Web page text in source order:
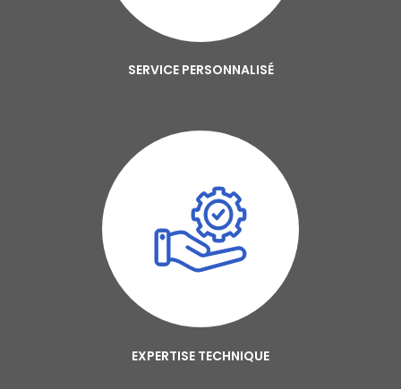
SERVICE PERSONNALISÉ
EXPERTISE TECHNIQUE